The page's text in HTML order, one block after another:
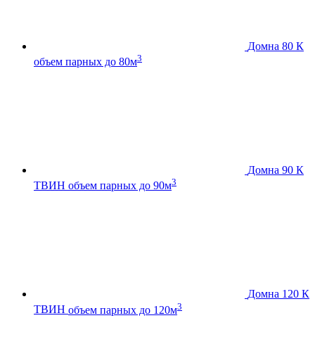
Домна 80 К
объем парных до 80м3
Домна 90 К
ТВИН объем парных до 90м3
Домна 120 К
ТВИН объем парных до 120м3